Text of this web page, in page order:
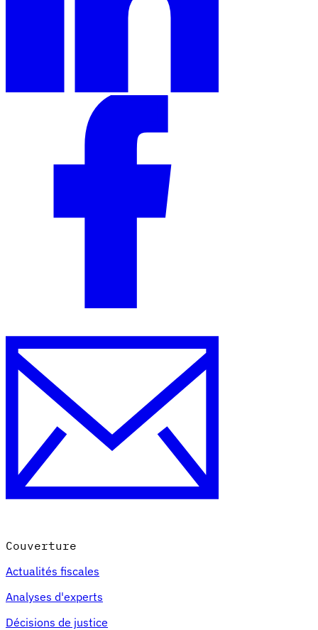
Couverture
Actualités fiscales
Analyses d'experts
Décisions de justice